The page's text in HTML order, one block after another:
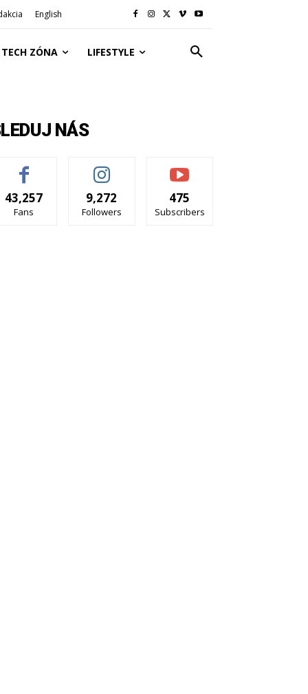
English
TECH ZÓNA LIFESTYLE
NÁS
43,257
Fans
9,272
Followers
475
Subscribers